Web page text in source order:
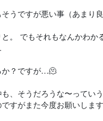
うですが悪い事（あまり
。 でもそれもなんかわか
か？ですが…🫠
、そうだろうな〜っていう
すがまた今度お願いします